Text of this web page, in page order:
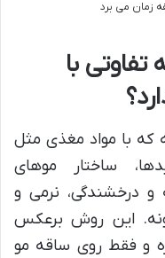
با
که با مواد مغذی مثل
ساختار موهای
و درخشندگی، نرمی و
این روش برعکس
و فقط روی ساقه مو